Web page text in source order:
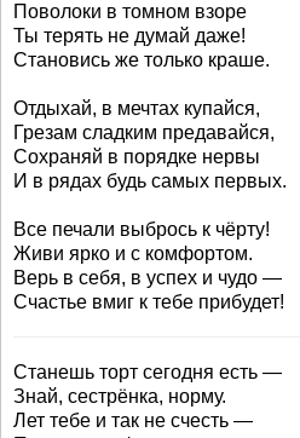
Поволоки в томном взоре
Ты терять не думай даже!
Становись же только краше.
Отдыхай, в мечтах купайся,
Грезам сладким предавайся,
Сохраняй в порядке нервы
И в рядах будь самых первых.
Все печали выбрось к чёрту!
Живи ярко и с комфортом.
Верь в себя, в успех и чудо —
Счастье вмиг к тебе прибудет!
Станешь торт сегодня есть —
Знай, сестрёнка, норму.
Лет тебе и так не счесть —